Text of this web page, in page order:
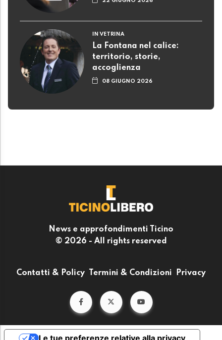
IN VETRINA
La Fontana nel calice:
territorio, storie,
accoglienza
08 GIUGNO 2026
News e approfondimenti Ticino
© 2026 - All rights reserved
Contatti & Policy Termini & Condizioni Privacy
Le tue preferenze relative alla privacy